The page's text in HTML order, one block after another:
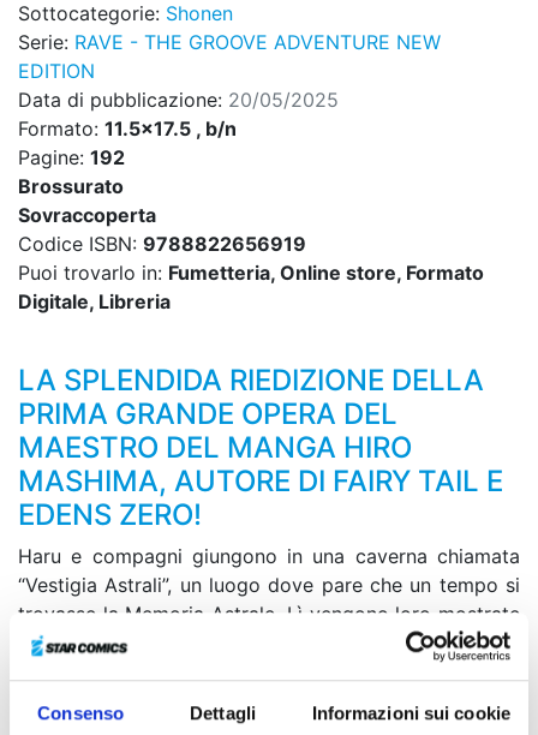
Consenso Dettagli Informazioni sui cookie
Sottocategorie: Shonen
Serie: RAVE - THE GROOVE ADVENTURE NEW
EDITION
Data di pubblicazione: 20/05/2025
Formato: 11.5x17.5 , b/n
Pagine: 192
Brossurato
Sovraccoperta
Codice ISBN: 9788822656919
Puoi trovarlo in: Fumetteria, Online store, Formato
Digitale, Libreria
LA SPLENDIDA RIEDIZIONE DELLA
PRIMA GRANDE OPERA DEL
MAESTRO DEL MANGA HIRO
MASHIMA, AUTORE DI FAIRY TAIL E
EDENS ZERO!
Haru e compagni giungono in una caverna chiamata
“Vestigia Astrali”, un luogo dove pare che un tempo si
trovasse la Memoria Astrale. Lì vengono loro mostrate
non solo immagini del passato, ma anche del mondo
osservano senza parole quelle scene spaventose,
davanti a loro compare il generale supremo di quella